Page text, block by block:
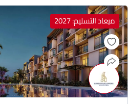
ميعاد التسليم: 2027